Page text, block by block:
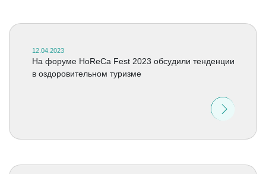
12.04.2023
На форуме HoReCa Fest 2023 обсудили тенденции
в оздоровительном туризме